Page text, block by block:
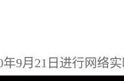
9月21日进行网络